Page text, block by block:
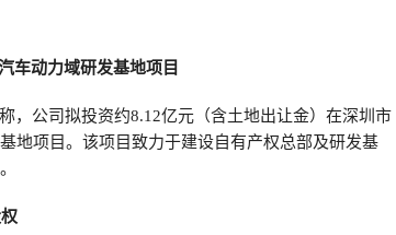
车动力域研发基地项目
，公司拟投资约8.12亿元（含土地出让金）在深圳市
地项目。该项目致力于建设自有产权总部及研发基